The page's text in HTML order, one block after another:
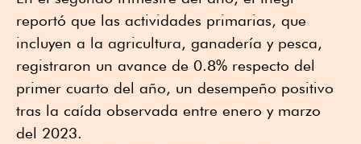
reportó que las actividades primarias, que
incluyen a la agricultura, ganadería y pesca,
registraron un avance de 0.8% respecto del
primer cuarto del año, un desempeño positivo
tras la caída observada entre enero y marzo
del 2023.